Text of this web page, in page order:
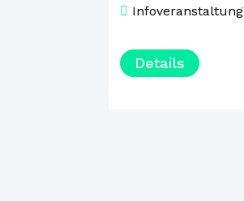
Infoveranstaltung
Details